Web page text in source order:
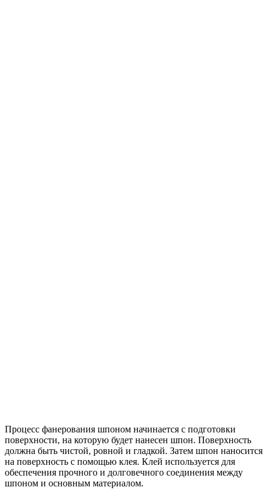
Процесс фанерования шпоном начинается с подготовки
поверхности, на которую будет нанесен шпон. Поверхность
должна быть чистой, ровной и гладкой. Затем шпон наносится
на поверхность с помощью клея. Клей используется для
обеспечения прочного и долговечного соединения между
шпоном и основным материалом.